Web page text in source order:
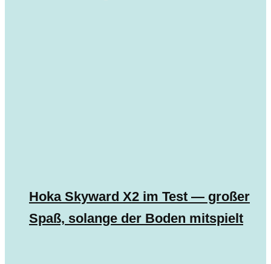
Hoka Skyward X2 im Test — großer
Spaß, solange der Boden mitspielt